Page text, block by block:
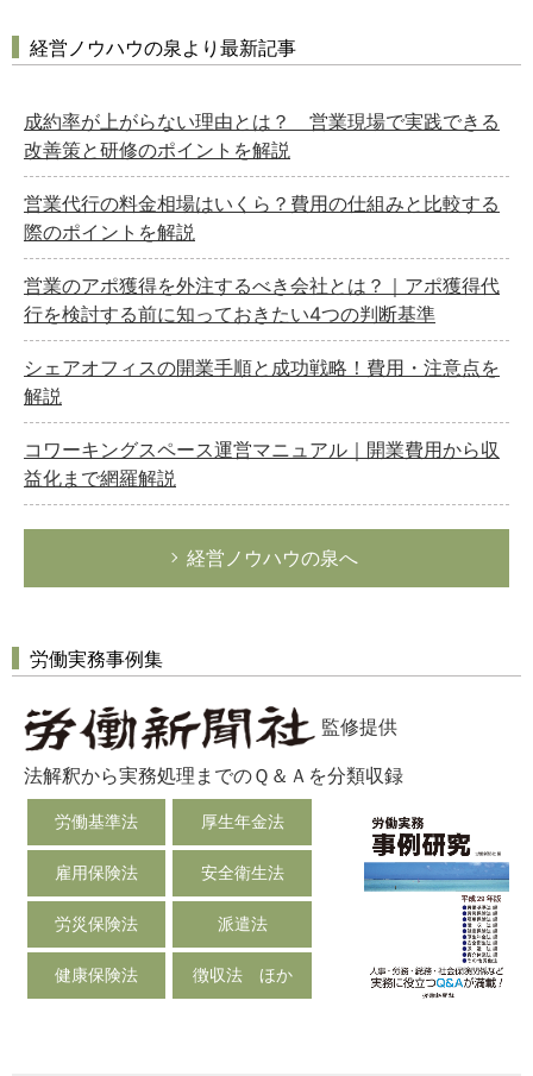
経営ノウハウの泉より最新記事
成約率が上がらない理由とは？ 営業現場で実践できる
改善策と研修のポイントを解説
営業代行の料金相場はいくら？費用の仕組みと比較する
際のポイントを解説
営業のアポ獲得を外注するべき会社とは？｜アポ獲得代
行を検討する前に知っておきたい4つの判断基準
シェアオフィスの開業手順と成功戦略！費用・注意点を
解説
コワーキングスペース運営マニュアル｜開業費用から収
益化まで網羅解説
経営ノウハウの泉へ
労働実務事例集
監修提供
法解釈から実務処理までのＱ＆Ａを分類収録
労働基準法 厚生年金法
雇用保険法 安全衛生法
労災保険法 派遣法
健康保険法 徴収法 ほか